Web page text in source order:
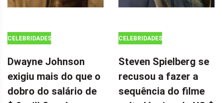
CELEBRIDADES
Dwayne Johnson
exigiu mais do que o
dobro do salário de
CELEBRIDADES
Steven Spielberg se
recusou a fazer a
sequência do filme